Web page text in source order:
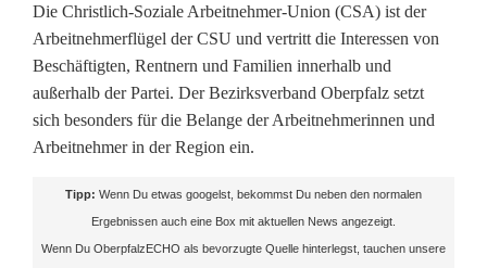
e
p
l
a
Die Christlich-Soziale Arbeitnehmer-Union (CSA) ist der
Arbeitnehmerflügel der CSU und vertritt die Interessen von
Beschäftigten, Rentnern und Familien innerhalb und
außerhalb der Partei. Der Bezirksverband Oberpfalz setzt
sich besonders für die Belange der Arbeitnehmerinnen und
Arbeitnehmer in der Region ein.
Tipp: Wenn Du etwas googelst, bekommst Du neben den normalen
Ergebnissen auch eine Box mit aktuellen News angezeigt.
Wenn Du OberpfalzECHO als bevorzugte Quelle hinterlegst, tauchen unsere